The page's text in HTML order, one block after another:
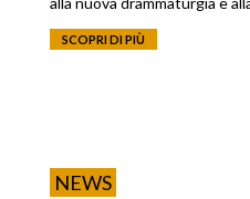
SCOPRI DI PIÙ
NEWS